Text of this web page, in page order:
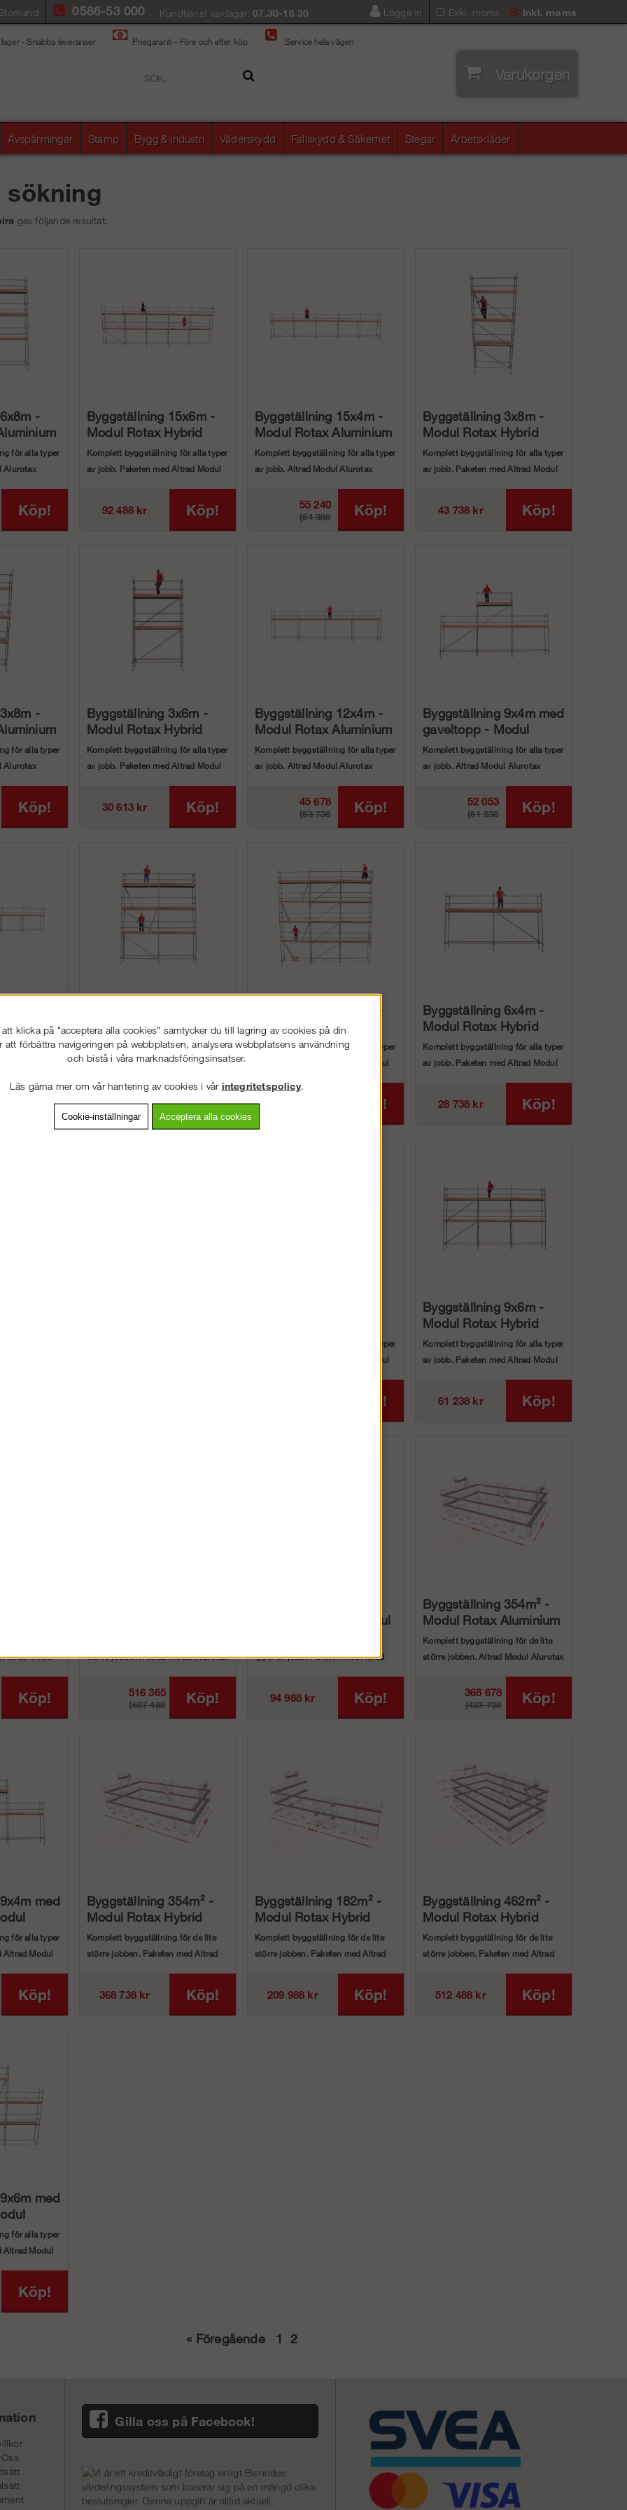
Exkl. moms Inkl. moms
0586-53 000 Kundtjänst vardagar:07.30-16.30 Logga in
- Snabba leveranser Prisgaranti - Före och efter köp Service hela vägen
Varukorgen
Avspärrningar Stämp Bygg & industri Väderskydd Fallskydd & Säkerhet Stegar Arbetskläder
sökning
gav följande resultat:
-
för alla typer
Alurotax
Köp!
Byggställning 15x6m -
Modul Rotax Hybrid
Komplett byggställning för alla typer
av jobb. Paketen med Altrad Modul
92 488 kr Köp!
Byggställning 15x4m -
Modul Rotax Aluminium
Komplett byggställning för alla typer
av jobb. Altrad Modul Alurotax
55 240
(64 988 Köp!
Byggställning 3x8m -
Modul Rotax Hybrid
Komplett byggställning för alla typer
av jobb. Paketen med Altrad Modul
43 738 kr Köp!
-
för alla typer
Alurotax
Köp!
Byggställning 3x6m -
Modul Rotax Hybrid
Komplett byggställning för alla typer
av jobb. Paketen med Altrad Modul
30 613 kr Köp!
Byggställning 12x4m -
Modul Rotax Aluminium
Komplett byggställning för alla typer
av jobb. Altrad Modul Alurotax
45 678
(53 738 Köp!
Byggställning 9x4m med
gaveltopp - Modul
Rotax Aluminium
Komplett byggställning för alla typer
av jobb. Altrad Modul Alurotax
52 053
(61 238 Köp!
-
för alla typer
Modul
Modul Rotax Hybrid
Komplett byggställning för alla typer
av jobb. Altrad Modul Alurotax
67 488 kr Köp!
Byggställning 9x10m -
Modul Rotax Hybrid
Komplett byggställning för alla typer
av jobb. Paketen med Altrad Modul
Köp!
Byggställning 6x4m -
Modul Rotax Hybrid
Komplett byggställning för alla typer
av jobb. Paketen med Altrad Modul
28 738 kr Köp!
-
för alla typer
Modul
Komplett byggställning för alla typer
av jobb. Paketen med Altrad Modul
Köp!
Byggställning 9x6m -
Modul Rotax Hybrid
Komplett byggställning för alla typer
av jobb. Paketen med Altrad Modul
61 238 kr Köp!
-
för alla typer
Altrad Modul
Köp!
större jobben. Altrad Modul Alurotax
516 365
(607 488 Köp!
med gaveltopp - Modul
typer av jobb. Paketen med Altrad
94 988 kr Köp!
Byggställning 354m² -
Modul Rotax Aluminium
Komplett byggställning för de lite
större jobben. Altrad Modul Alurotax
368 678
(433 738 Köp!
med
för alla typer
Altrad Modul
Köp!
Byggställning 354m² -
Modul Rotax Hybrid
Komplett byggställning för de lite
större jobben. Paketen med Altrad
368 738 kr Köp!
Byggställning 182m² -
Modul Rotax Hybrid
Komplett byggställning för de lite
större jobben. Paketen med Altrad
209 988 kr Köp!
Byggställning 462m² -
Modul Rotax Hybrid
Komplett byggställning för de lite
större jobben. Paketen med Altrad
512 488 kr Köp!
med
för alla typer
Altrad Modul
Köp!
« Föregående 1 2
Gilla oss på Facebook!
klicka på "acceptera alla cookies" samtycker du till lagring av cookies på din
att förbättra navigeringen på webbplatsen, analysera webbplatsens användning
och bistå i våra marknadsföringsinsatser.
Läs gärna mer om vår hantering av cookies i vår integritetspolicy.
Cookie-inställningar Acceptera alla cookies